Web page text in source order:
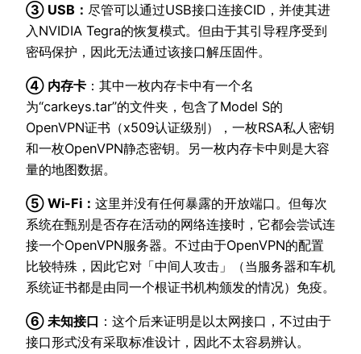
③ USB： 尽管可以通过USB接口连接CID，并使其进
入NVIDIA Tegra的恢复模式。但由于其引导程序受到
密码保护，因此无法通过该接口解压固件。
④ 内存卡 ：其中一枚内存卡中有一个名
为“carkeys.tar”的文件夹，包含了Model S的
OpenVPN证书（x509认证级别），一枚RSA私人密钥
和一枚OpenVPN静态密钥。另一枚内存卡中则是大容
量的地图数据。
⑤ Wi-Fi： 这里并没有任何暴露的开放端口。但每次
系统在甄别是否存在活动的网络连接时，它都会尝试连
接一个OpenVPN服务器。不过由于OpenVPN的配置
比较特殊，因此它对「中间人攻击」（当服务器和车机
系统证书都是由同一个根证书机构颁发的情况）免疫。
⑥ 未知接口 ：这个后来证明是以太网接口，不过由于
接口形式没有采取标准设计，因此不太容易辨认。